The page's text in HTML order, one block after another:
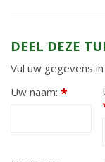
DEEL DEZE
Vul uw gegevens
Uw naam: *